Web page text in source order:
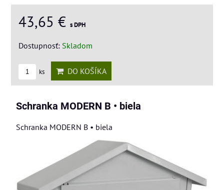
43,65 € s DPH
Dostupnosť: Skladom
ks DO KOŠÍKA
Schranka MODERN B • biela
Schranka MODERN B • biela